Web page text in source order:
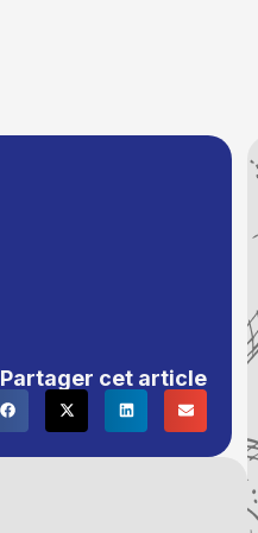
Partager cet article